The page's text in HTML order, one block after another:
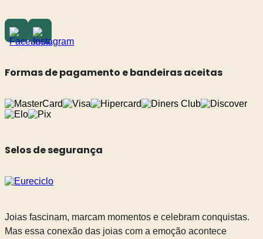
Formas de pagamento e bandeiras aceitas
Selos de segurança
Joias fascinam, marcam momentos e celebram conquistas.
Mas essa conexão das joias com a emoção acontece